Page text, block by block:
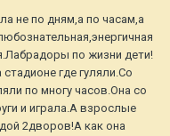
не по дням,а по часам,а
по жизни дети!
где гуляли.Со
по многу часов.Она со
и играла.А взрослые
2дворов!А как она